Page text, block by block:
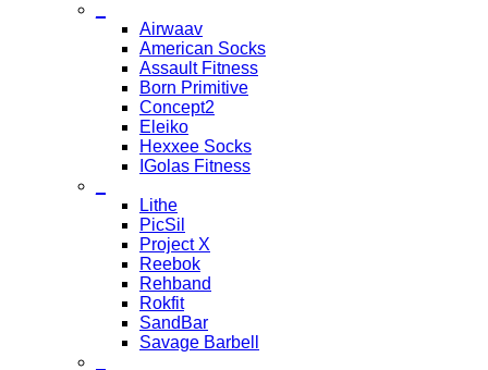
Airwaav
American Socks
Assault Fitness
Born Primitive
Concept2
Eleiko
Hexxee Socks
IGolas Fitness
Lithe
PicSil
Project X
Reebok
Rehband
Rokfit
SandBar
Savage Barbell